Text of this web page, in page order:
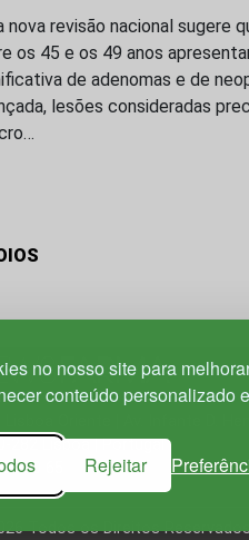
no nosso site para
conteúdo personalizado
Rejeitar
nova revisão nacional sugere
os 45 e os 49 anos
de adenomas e de
lesões consideradas
282 Lisboa | Portugal
40 65
Todos os Direitos